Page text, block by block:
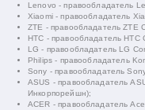
Lenovo - правообладатель
Xiaomi - правообладатель
ZTE - правообладатель ZTE
HTC - правообладатель
LG - правообладатель LG
Philips - правообладатель
Sony - правообладатель
ASUS - правообладатель
Инкорпорейшн);
ACER - правообладатель